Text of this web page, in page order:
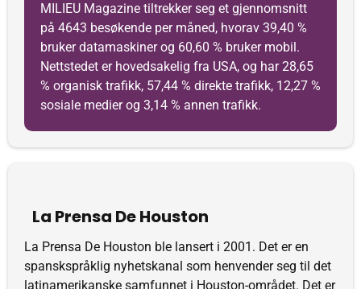
MILIEU Magazine tiltrekker seg et gjennomsnitt
på 4643 besøkende per måned, hvorav 39,40 %
bruker datamaskiner og 60,60 % bruker mobil.
Nettstedet er hovedsakelig fra USA, og har 28,65
% organisk trafikk, 57,44 % direkte trafikk, 12,27 %
sosiale medier og 3,14 % annen trafikk.
La Prensa De Houston
La Prensa De Houston ble lansert i 2001. Det er en
spanskspråklig nyhetskanal som henvender seg til det
latinamerikanske samfunnet i Houston-området. Det er